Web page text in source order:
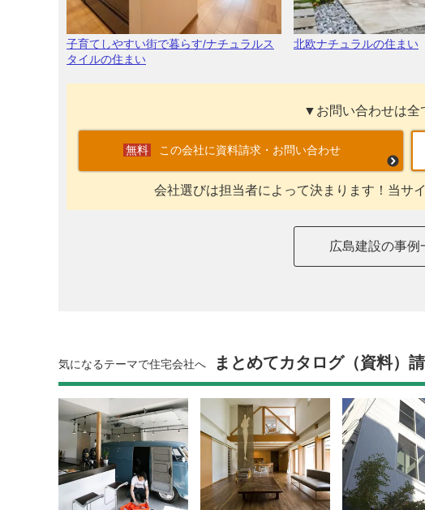
子育てしやすい街で暮らす/ナチュラルス
タイルの住まい
北欧ナチュラルの住まい
▼お問い合わせは全
この会社に資料請求・お問い合わせ
会社選びは担当者によって決まります！当サ
広島建設の事例
気になるテーマで住宅会社へ まとめてカタログ（資料）